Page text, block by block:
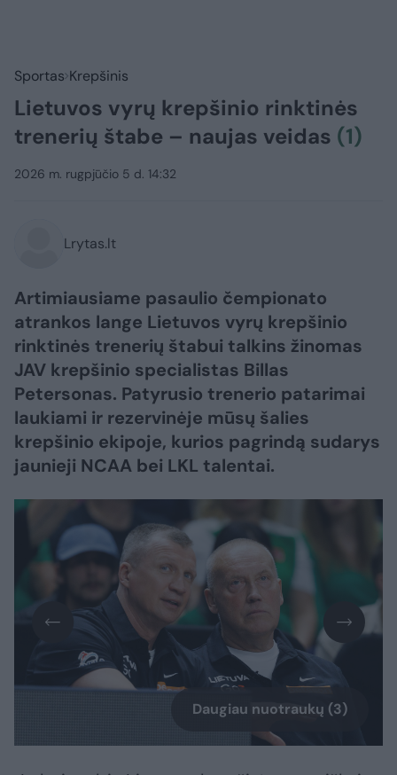
Sportas Krepšinis
Lietuvos vyrų krepšinio rinktinės
trenerių štabe – naujas veidas (1)
2026 m. rugpjūčio 5 d. 14:32
Lrytas.lt
Artimiausiame pasaulio čempionato
atrankos lange Lietuvos vyrų krepšinio
rinktinės trenerių štabui talkins žinomas
JAV krepšinio specialistas Billas
Petersonas. Patyrusio trenerio patarimai
laukiami ir rezervinėje mūsų šalies
krepšinio ekipoje, kurios pagrindą sudarys
jaunieji NCAA bei LKL talentai.
Daugiau nuotraukų (3)